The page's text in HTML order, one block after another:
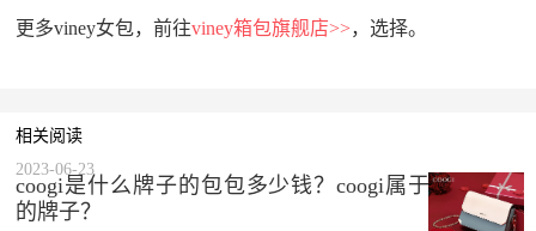
更多viney女包，前往viney箱包旗舰店>>，选择。
相关阅读
coogi是什么牌子的包包多少钱？coogi属于什么档次
的牌子？
2023-06-23